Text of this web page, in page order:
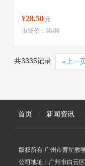
¥28.50 元
市场价：30.00
共3335记录 «上一
首页 新闻资讯
版权所有 广州市育星教
公司地址：广州市白云